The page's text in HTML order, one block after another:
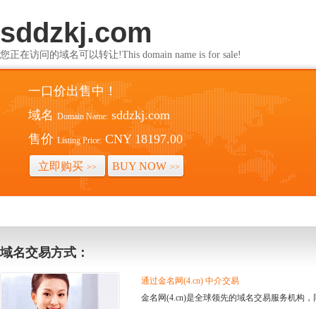
sddzkj.com
您正在访问的域名可以转让!This domain name is for sale!
一口价出售中！
域名 Domain Name: sddzkj.com
售价 Listing Price: CNY 18197.00
立即购买 >> BUY NOW >>
域名交易方式：
通过金名网(4.cn) 中介交易
金名网(4.cn)是全球领先的域名交易服务机构